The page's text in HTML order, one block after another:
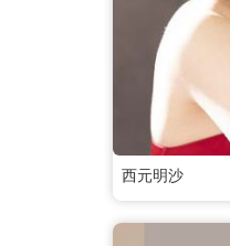
西元明沙